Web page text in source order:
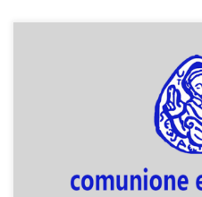
XXX ANNIVERSARIO
GIUGNO ORE 19.00
partecipazione alla
predisporre il bus Kyma.
segreteria così da valutarne la
Nel mese di GIUGNO si lavora